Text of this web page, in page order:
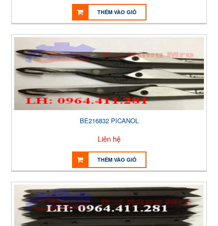
THÊM VÀO GIỎ
BE216832 PICANOL
Liên hệ
THÊM VÀO GIỎ